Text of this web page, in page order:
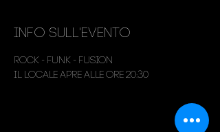
Info sull'evento
Rock - Funk - Fusion
Il locale apre alle ore 20:30